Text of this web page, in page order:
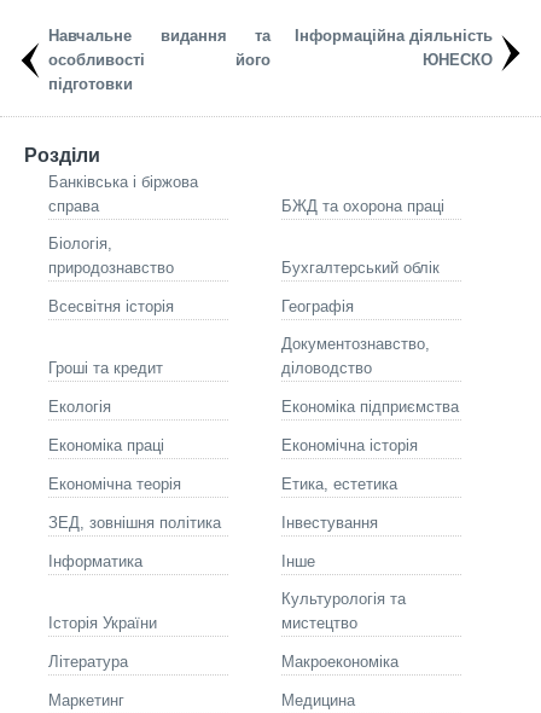
Навчальне видання та
особливості його
підготовки
Інформаційна діяльність
ЮНЕСКО
Розділи
Банківська і біржова
справа
БЖД та охорона праці
Біологія,
природознавство
Бухгалтерський облік
Всесвітня історія Географія
Гроші та кредит
Документознавство,
діловодство
Екологія Економіка підприємства
Економіка праці Економічна історія
Економічна теорія Етика, естетика
ЗЕД, зовнішня політика Інвестування
Інформатика Інше
Історія України
Культурологія та
мистецтво
Літературa Макроекономіка
Маркетинг Медицина